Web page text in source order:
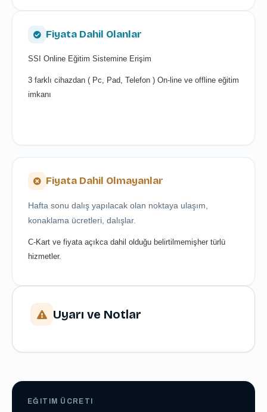
Fiyata Dahil Olanlar
SSI Online Eğitim Sistemine Erişim
3 farklı cihazdan ( Pc, Pad, Telefon ) On-line ve offline eğitim
imkanı
Fiyata Dahil Olmayanlar
Hafta sonu dalış yapılacak olan noktaya ulaşım,
konaklama ücretleri, dalışlar.
C-Kart ve fiyata açıkca dahil olduğu belirtilmemişher türlü
hizmetler.
Uyarı ve Notlar
EĞITIM ÜCRETI